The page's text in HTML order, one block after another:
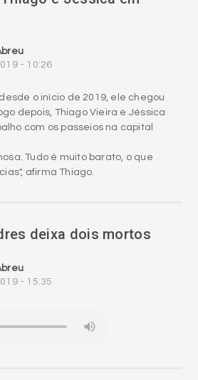
- 10:26
o início de 2019, ele chegou
depois, Thiago Vieira e Jéssica
com os passeios na capital
Tudo é muito barato, o que
afirma Thiago.
deixa dois mortos
- 15:35